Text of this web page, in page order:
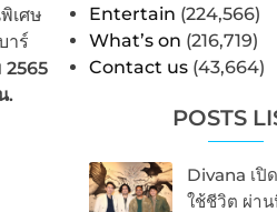
Entertain (224,566)
What’s on (216,719)
Contact us (43,664)
POSTS
Divana เปิ
ใช้ชีวิต ผ่า
เศษ
าร์
2565
.